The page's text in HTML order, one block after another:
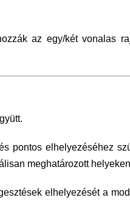
az egy/két vonalas
pontos elhelyezéséhez
meghatározott
elhelyezését a